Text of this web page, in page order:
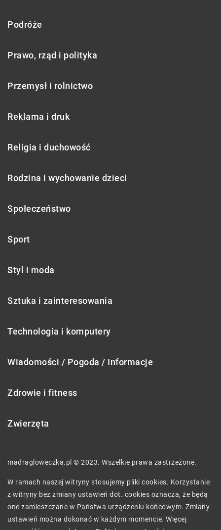
Podróże
Prawo, rząd i polityka
Przemysł i rolnictwo
Reklama i druk
Religia i duchowość
Rodzina i wychowanie dzieci
Społeczeństwo
Sport
Styl i moda
Sztuka i zainteresowania
Technologia i komputery
Wiadomości / Pogoda / Informacje
Zdrowie i fitness
Zwierzęta
madragloweczka.pl © 2023. Wszelkie prawa zastrzeżone.
W ramach naszej witryny stosujemy pliki cookies. Korzystanie
z witryny bez zmiany ustawień dot. cookies oznacza, że będą
one zamieszczane w Państwa urządzeniu końcowym. Zmiany
ustawień można dokonać w każdym momencie. Więcej